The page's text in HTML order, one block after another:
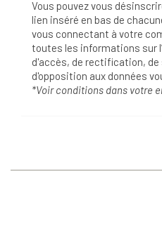
Vous pouvez vous
lien inséré en bas de
vous connectant à votre
toutes les informations sur
d'accès, de rectification,
d'opposition aux données
*Voir conditions dans votre